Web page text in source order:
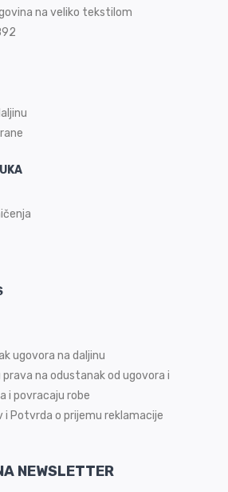
na veliko tekstilom
ugovora na daljinu
prava na odustanak od ugovora i
i povracaju robe
i Potvrda o prijemu reklamacije
NEWSLETTER